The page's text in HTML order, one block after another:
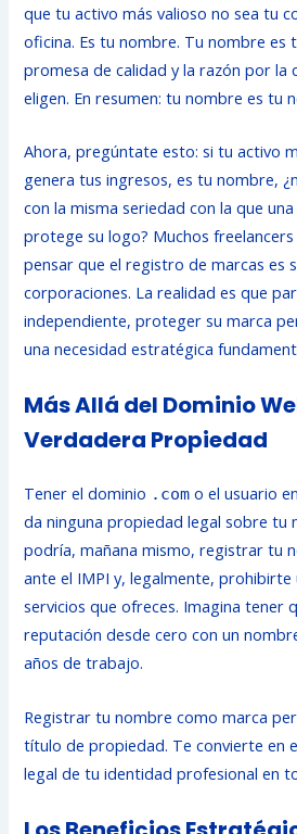
que tu activo más valioso no sea tu
oficina. Es tu nombre. Tu nombre es
promesa de calidad y la razón por la
eligen. En resumen: tu nombre es tu
Ahora, pregúntate esto: si tu activo
genera tus ingresos, es tu nombre,
con la misma seriedad con la que
protege su logo? Muchos
pensar que el registro de marcas es
corporaciones. La realidad es que
independiente, proteger su marca
una necesidad estratégica
Más Allá del Dominio
Verdadera Propiedad
Tener el dominio .com o el usuario
da ninguna propiedad legal sobre tu
podría, mañana mismo, registrar tu
ante el IMPI y, legalmente, prohibirte
servicios que ofreces. Imagina tener
reputación desde cero con un
años de trabajo.
Registrar tu nombre como marca
título de propiedad. Te convierte en
legal de tu identidad profesional en